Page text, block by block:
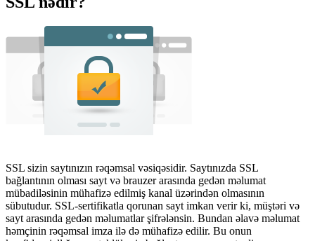
SSL sizin saytınızın rəqəmsal vəsiqəsidir. Saytınızda SSL
bağlantının olması sayt və brauzer arasında gedən məlumat
mübadiləsinin mühafizə edilmiş kanal üzərindən olmasının
sübutudur. SSL-sertifikatla qorunan sayt imkan verir ki, müştəri və
sayt arasında gedən məlumatlar şifrələnsin. Bundan əlavə məlumat
həmçinin rəqəmsal imza ilə də mühafizə edilir. Bu onun